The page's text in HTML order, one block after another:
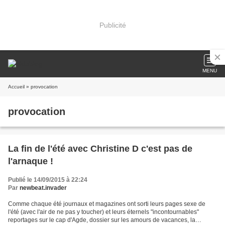
Publicité
MENU
Accueil » provocation
provocation
La fin de l'été avec Christine D c'est pas de
l'arnaque !
Publié le 14/09/2015 à 22:24
Par newbeat.invader
Comme chaque été journaux et magazines ont sorti leurs pages sexe de
l'été (avec l'air de ne pas y toucher) et leurs éternels "incontournables"
reportages sur le cap d'Agde, dossier sur les amours de vacances, la